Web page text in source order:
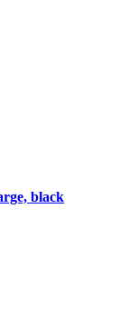
black